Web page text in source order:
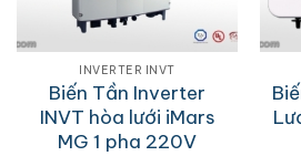
INVERTER INVT
Biến Tần Inverter
INVT hòa lưới iMars
MG 1 pha 220V